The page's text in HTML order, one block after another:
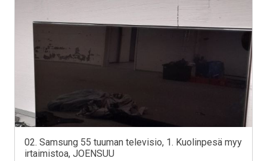
02. Samsung 55 tuuman televisio, 1. Kuolinpesä myy
irtaimistoa, JOENSUU